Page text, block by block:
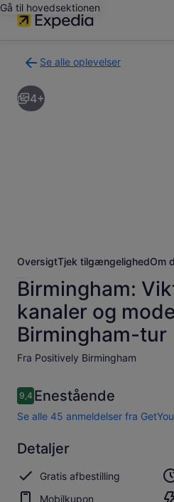
Gå til hovedsektionen
Se alle oplevelser
til
siden
med
4+
OversigtTjek tilgængelighedOm
Birmingham:
kanaler og
Birmingham-tur
Fra Positively Birmingham
Anmeldelser
9,49,4 ud af 10.
Enestående
Se alle 45 anmeldelser fra
9.4
9.4 ud af 10
Enestående
Se alle 45
anmeldelser
fra
Detaljer
Gratis afbestilling
Mobilkupon